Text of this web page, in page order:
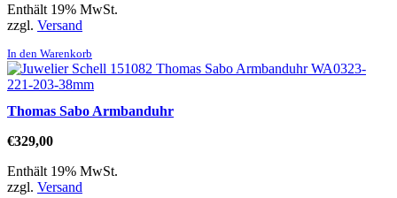
Enthält 19% MwSt.
zzgl. Versand
In den Warenkorb
Thomas Sabo Armbanduhr
€329,00
Enthält 19% MwSt.
zzgl. Versand